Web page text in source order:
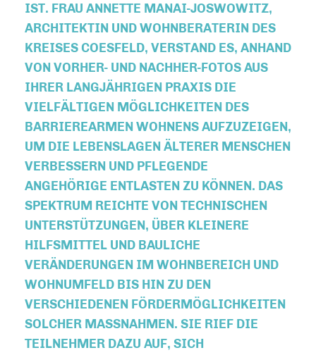
ST. FRAU ANNETTE MANAI-JOSWOWITZ, A
RCHITEKTIN UND WOHNBERATERIN DES K
REISES COESFELD, VERSTAND ES, ANHAND V
ON VORHER- UND NACHHER-FOTOS AUS I
HRER LANGJÄHRIGEN PRAXIS DIE V
IELFÄLTIGEN MÖGLICHKEITEN DES B
ARRIEREARMEN WOHNENS AUFZUZEIGEN, U
M DIE LEBENSLAGEN ÄLTERER MENSCHEN V
ERBESSERN UND PFLEGENDE A
NGEHÖRIGE ENTLASTEN ZU KÖNNEN. DAS S
PEKTRUM REICHTE VON TECHNISCHEN U
NTERSTÜTZUNGEN, ÜBER KLEINERE H
ILFSMITTEL UND BAULICHE V
ERÄNDERUNGEN IM WOHNBEREICH UND W
OHNUMFELD BIS HIN ZU DEN V
ERSCHIEDENEN FÖRDERMÖGLICHKEITEN S
OLCHER MASSNAHMEN. SIE RIEF DIE TE
ILNEHMER DAZU AUF, SICH VE